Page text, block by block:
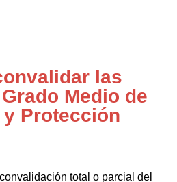
las
Medio de
Protección
total o parcial del